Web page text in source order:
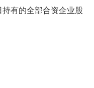
有的全部合资企业股